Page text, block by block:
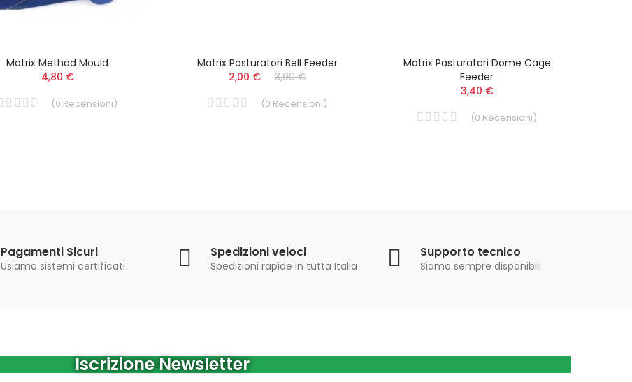
Matrix Method Mould
4,80 €
(0 Recensioni)
Matrix Pasturatori Bell Feeder
2,00 €
3,90 €
(0 Recensioni)
Matrix Pasturatori Dome Cage
Feeder
3,40 €
(0 Recensioni)
Pagamenti Sicuri
Usiamo sistemi certificati
Spedizioni veloci
Spedizioni rapide in tutta Italia
Supporto tecnico
Siamo sempre disponibili
Iscrizione Newsletter